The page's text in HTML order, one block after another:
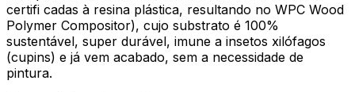
certifi cadas à resina plástica, resultando no WPC Wood
Polymer Compositor), cujo substrato é 100%
sustentável, super durável, imune a insetos xilófagos
(cupins) e já vem acabado, sem a necessidade de
pintura.